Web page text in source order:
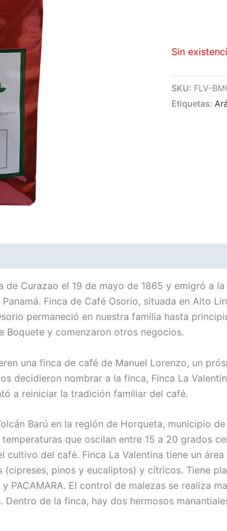
Sin
SKU: FLV-
Etiquetas:
Curazao el 19 de mayo de 1865 y emigró a
Finca de Café Osorio, situada en Alto
permaneció en nuestra familia hasta
Boquete y comenzaron otros negocios.
una finca de café de Manuel Lorenzo, un
decidieron nombrar a la finca, Finca La
a reiniciar la tradición familiar del café.
Barú en la región de Horqueta, municipio
que oscilan entre 15 a 20 grados
del café. Finca La Valentina tiene un
pinos y eucaliptos) y cítricos. Tiene
y PACAMARA. El control de malezas se realiza
de la finca, hay dos hermosos